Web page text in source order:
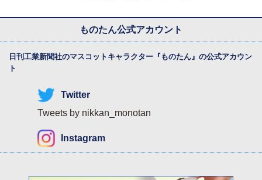
ものたん公式アカウント
日刊工業新聞社のマスコットキャラクター『 ものたん 』の公式アカウン
ト
Twitter
Tweets by nikkan_monotan
Instagram